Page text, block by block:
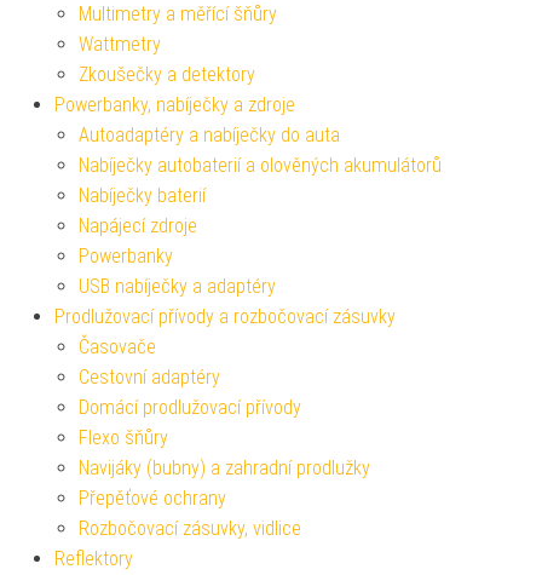
Multimetry a měřící šňůry
Wattmetry
Zkoušečky a detektory
Powerbanky, nabíječky a zdroje
Autoadaptéry a nabíječky do auta
Nabíječky autobaterií a olověných akumulátorů
Nabíječky baterií
Napájecí zdroje
Powerbanky
USB nabíječky a adaptéry
Prodlužovací přívody a rozbočovací zásuvky
Časovače
Cestovní adaptéry
Domácí prodlužovací přívody
Flexo šňůry
Navijáky (bubny) a zahradní prodlužky
Přepěťové ochrany
Rozbočovací zásuvky, vidlice
Reflektory